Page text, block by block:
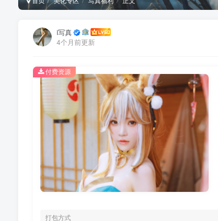
i写真
4个月前更新
打包方式
付费资源